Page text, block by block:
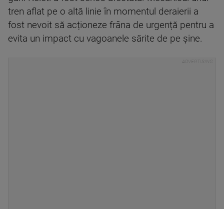
tren aflat pe o altă linie în momentul deraierii a
fost nevoit să acționeze frâna de urgență pentru a
evita un impact cu vagoanele sărite de pe șine.